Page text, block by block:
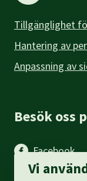
Tillgänglighet
Hantering av
Anpassning av
Besök oss
Facebook
Instagram
Vi